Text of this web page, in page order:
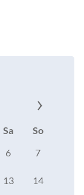
Sa
So
6 7
13 14